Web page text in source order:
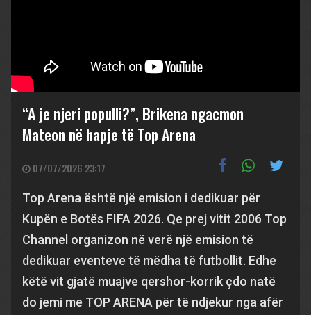
“A je njeri populli?”, Brikena ngacmon
Mateon në hapje të Top Arena
07/07/2026 23:17
Top Arena është një emision i dedikuar për
Kupën e Botës FIFA 2026. Qe prej vitit 2006 Top
Channel organizon në verë një emision të
dedikuar eventeve të mëdha të futbollit. Edhe
këtë vit gjatë muajve qershor-korrik çdo natë
do jemi me TOP ARENA për të ndjekur nga afër